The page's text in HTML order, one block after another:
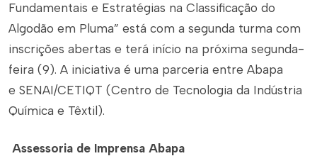
Fundamentais e Estratégias na Classificação do
Algodão em Pluma” está com a segunda turma com
inscrições abertas e terá início na próxima segunda-
feira (9). A iniciativa é uma parceria entre Abapa
e SENAI/CETIQT (Centro de Tecnologia da Indústria
Química e Têxtil).
Assessoria de Imprensa Abapa